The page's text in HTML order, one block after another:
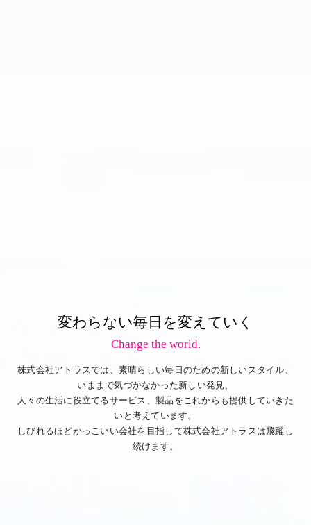
変わらない毎日を変えていく
Change the world.
株式会社アトラスでは、素晴らしい毎日のための新しいスタイル、
いままで気づかなかった新しい発見、
人々の生活に役立てるサービス、製品をこれからも提供していきた
いと考えています。
しびれるほどかっこいい会社を目指して株式会社アトラスは飛躍し
続けます。